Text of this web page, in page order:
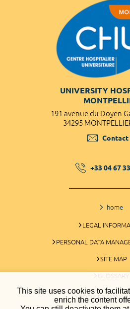
This site uses cookies to
enrich the content
UNIVERSITY
191 avenue du Doyen
34295
Contact
+33 04 67
home
LEGAL
PERSONAL DATA
SITE MAP
GLOSSARY
COOKIES